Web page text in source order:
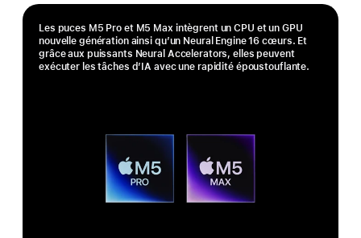
Les puces M5 Pro et M5 Max intègrent un CPU et un GPU
nouvelle génération ainsi qu’un Neural Engine 16 cœurs. Et
grâce aux puissants Neural Accelerators, elles peuvent
exécuter les tâches d’IA avec une rapidité époustouflante.